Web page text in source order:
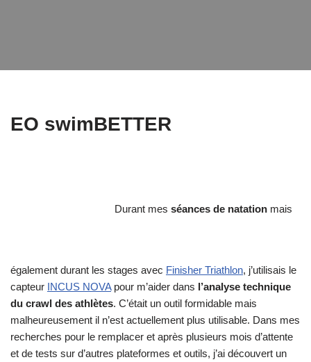
EO swimBETTER
Durant mes séances de natation mais
également durant les stages avec Finisher Triathlon, j’utilisais le
capteur INCUS NOVApour m’aider dans l’analyse technique
du crawl des athlètes. C’était un outil formidable mais
malheureusement il n’est actuellement plus utilisable. Dans mes
recherches pour le remplacer et après plusieurs mois d’attente
et de tests sur d’autres plateformes et outils, j’ai découvert un